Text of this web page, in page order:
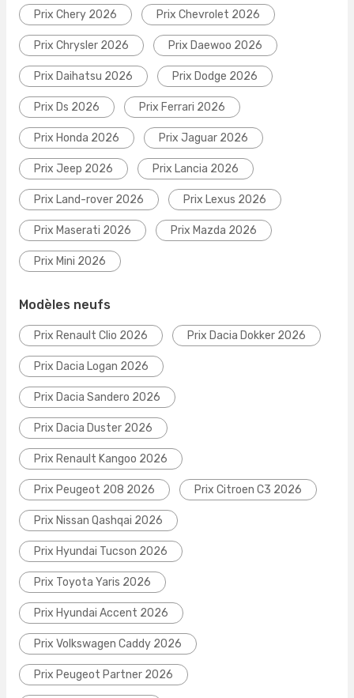
Prix Chery 2026 Prix Chevrolet 2026
Prix Chrysler 2026 Prix Daewoo 2026
Prix Daihatsu 2026 Prix Dodge 2026
Prix Ds 2026 Prix Ferrari 2026
Prix Honda 2026 Prix Jaguar 2026
Prix Jeep 2026 Prix Lancia 2026
Prix Land-rover 2026 Prix Lexus 2026
Prix Maserati 2026 Prix Mazda 2026
Prix Mini 2026
Modèles neufs
Prix Renault Clio 2026 Prix Dacia Dokker 2026
Prix Dacia Logan 2026
Prix Dacia Sandero 2026
Prix Dacia Duster 2026
Prix Renault Kangoo 2026
Prix Peugeot 208 2026 Prix Citroen C3 2026
Prix Nissan Qashqai 2026
Prix Hyundai Tucson 2026
Prix Toyota Yaris 2026
Prix Hyundai Accent 2026
Prix Volkswagen Caddy 2026
Prix Peugeot Partner 2026